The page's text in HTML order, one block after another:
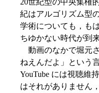
20世紀型の中央集権
紀はアルゴリズム型
学術についても，も
ちゆかない時代が到
動画のなかで堀元
ねえんだよ」という
YouTube には視聴維
はそれがありません